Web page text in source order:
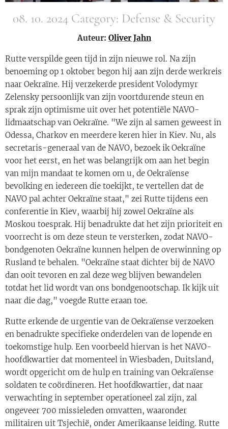
08. 10. 2024 Category: Defense & Security
Auteur: Oliver Jahn
Rutte verspilde geen tijd in zijn nieuwe rol. Na zijn
benoeming op 1 oktober begon hij aan zijn derde werkreis
naar Oekraïne. Hij verzekerde president Volodymyr
Zelensky persoonlijk van zijn voortdurende steun en
sprak zijn optimisme uit over het potentiële NAVO-
lidmaatschap van Oekraïne. "We zijn al samen geweest in
Odessa, Charkov en meerdere keren hier in Kiev. Nu, als
secretaris-generaal van de NAVO, bezoek ik Oekraïne
voor het eerst, en het was belangrijk om aan het begin
van mijn mandaat te komen om u, de Oekraïense
bevolking en iedereen die toekijkt, te vertellen dat de
NAVO pal achter Oekraïne staat," zei Rutte tijdens een
conferentie in Kiev, waarbij hij zowel Oekraïne als
Moskou toesprak. Hij benadrukte dat het zijn prioriteit en
voorrecht is om deze steun te versterken, zodat NAVO-
bondgenoten Oekraïne kunnen helpen de overwinning op
Rusland te behalen. "Oekraïne staat dichter bij de NAVO
dan ooit tevoren en zal deze weg blijven bewandelen
totdat het lid wordt van ons bondgenootschap. Ik kijk uit
naar die dag," voegde Rutte eraan toe.
Rutte erkende de urgentie van de Oekraïense verzoeken
en benadrukte specifieke onderdelen van de lopende en
toekomstige hulp. Een voorbeeld hiervan is het NAVO-
hoofdkwartier dat momenteel in Wiesbaden, Duitsland,
wordt opgericht om de hulp en training van Oekraïense
soldaten te coördineren. Het hoofdkwartier, dat naar
verwachting in september operationeel zal zijn, zal
ongeveer 700 missieleden omvatten, waaronder
militairen uit Tsjechië, onder Amerikaanse leiding. Rutte